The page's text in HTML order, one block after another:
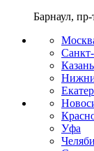
Барнаул,
Казань
Уфа